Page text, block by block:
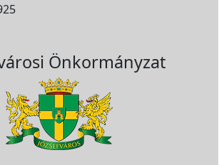
Önkormányzat